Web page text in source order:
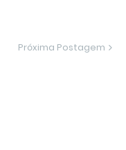
Próxima Postagem